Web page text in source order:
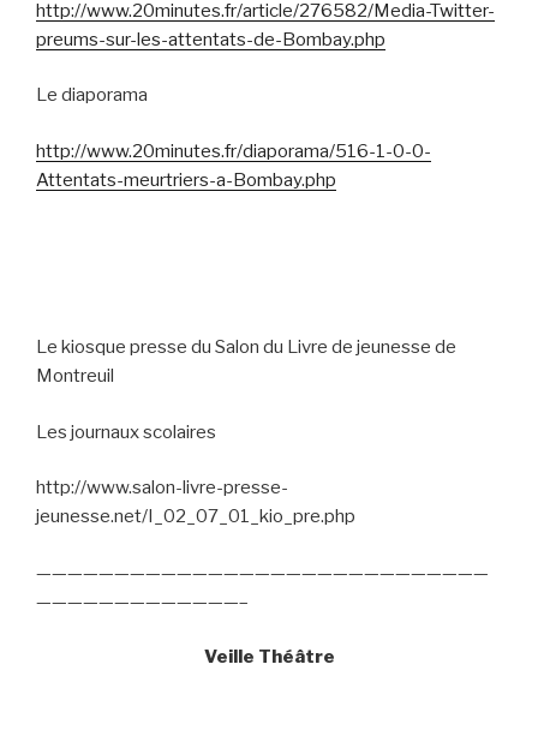
http://www.20minutes.fr/article/276582/Media-Twitter-
preums-sur-les-attentats-de-Bombay.php
Le diaporama
http://www.20minutes.fr/diaporama/516-1-0-0-
Attentats-meurtriers-a-Bombay.php
Le kiosque presse du Salon du Livre de jeunesse de
Montreuil
Les journaux scolaires
http://www.salon-livre-presse-
jeunesse.net/I_02_07_01_kio_pre.php
—————————————————————————————
—————————————–
Veille Théâtre